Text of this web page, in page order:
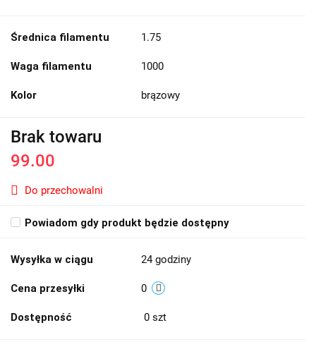
Średnica filamentu 1.75
Waga filamentu 1000
Kolor brązowy
Brak towaru
99.00
Do przechowalni
Powiadom gdy produkt będzie dostępny
Wysyłka w ciągu 24 godziny
Cena przesyłki 0
Dostępność 0 szt